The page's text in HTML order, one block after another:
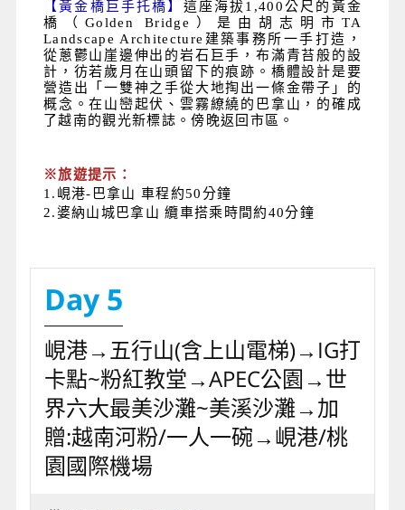
【黃金橋巨手托橋】 這座海拔1,400公尺的黃金
橋（Golden Bridge）是由胡志明市TA
Landscape Architecture建築事務所一手打造，
從蔥鬱山崖邊伸出的岩石巨手，布滿青苔般的設
計，彷若歲月在山頭留下的痕跡。橋體設計是要
營造出「一雙神之手從大地掏出一條金帶子」的
概念。在山巒起伏、雲霧繚繞的巴拿山，的確成
了越南的觀光新標誌。傍晚返回市區。
※旅遊提示：
1.峴港-巴拿山 車程約50分鐘
2.婆納山城巴拿山 纜車搭乘時間約40分鐘
Day 5
峴港→五行山(含上山電梯)→IG打
卡點~粉紅教堂→APEC公園→世
界六大最美沙灘~美溪沙灘→加
贈:越南河粉/一人一碗→峴港/桃
園國際機場